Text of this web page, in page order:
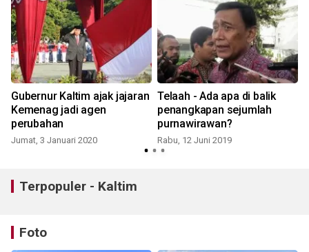
Gubernur Kaltim ajak jajaran
Kemenag jadi agen
perubahan
Jumat, 3 Januari 2020
Telaah - Ada apa di balik
penangkapan sejumlah
purnawirawan?
Rabu, 12 Juni 2019
Terpopuler - Kaltim
Foto